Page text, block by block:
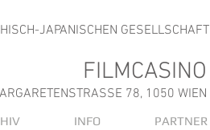
JAPANISCHEN GESELLSCHAFT
FILMCASINO
78, 1050 WIEN
INFO PARTNER